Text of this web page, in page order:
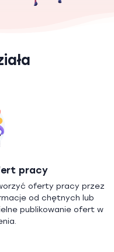
pracy
oferty pracy przez
od chętnych lub
publikowanie ofert w